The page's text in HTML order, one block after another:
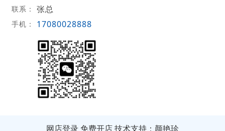
联系： 张总
手机： 17080028888
网店登录 免费开店技术支持：颜艳珍